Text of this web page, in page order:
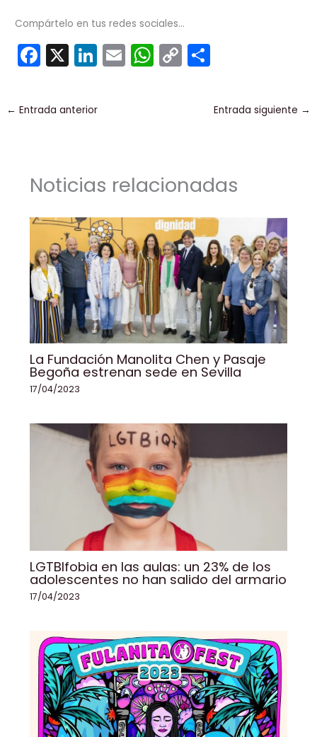
Compártelo en tus redes sociales...
F
a
c
e
o
k
X Li
n
k
E
m
W
h
p
C
o
k
m
p
← Entrada anterior Entrada siguiente →
Noticias relacionadas
La Fundación Manolita Chen y Pasaje
Begoña estrenan sede en Sevilla
17/04/2023
LGTBIfobia en las aulas: un 23% de los
adolescentes no han salido del armario
17/04/2023